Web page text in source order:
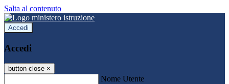
Salta al contenuto
Accedi
Accedi
button close ×
Nome Utente